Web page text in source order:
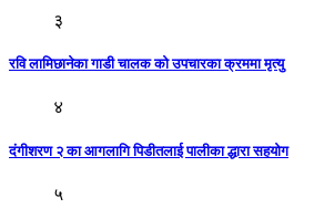
३
रवि लामिछानेका गाडी चालक को उपचारका क्रममा मृत्यु
४
दंगीशरण २ का आगलागि पिडीतलाई पालीका द्धारा सहयोग
५